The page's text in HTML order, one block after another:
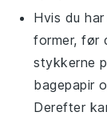
Hvis du
former, før
stykkerne
bagepapir
Derefter